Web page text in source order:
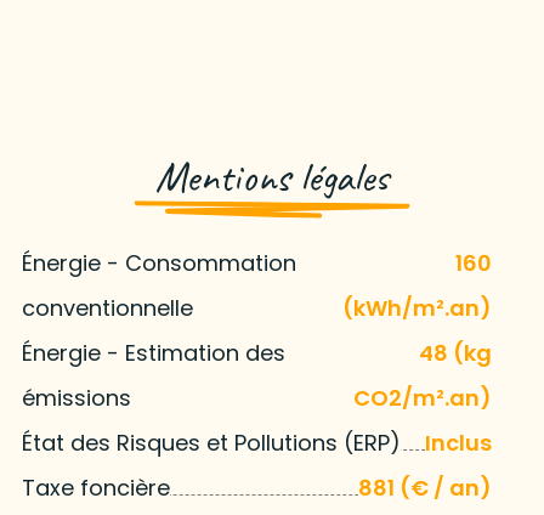
Mentions légales
Énergie - Consommation
conventionnelle
160
(kWh/m².an)
Énergie - Estimation des
émissions
48 (kg
CO2/m².an)
État des Risques et Pollutions (ERP)
Inclus
Taxe foncière
881 (€ / an)